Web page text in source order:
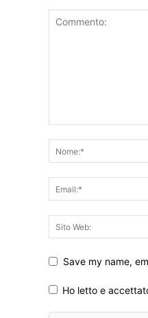
Save my name,
Ho letto e